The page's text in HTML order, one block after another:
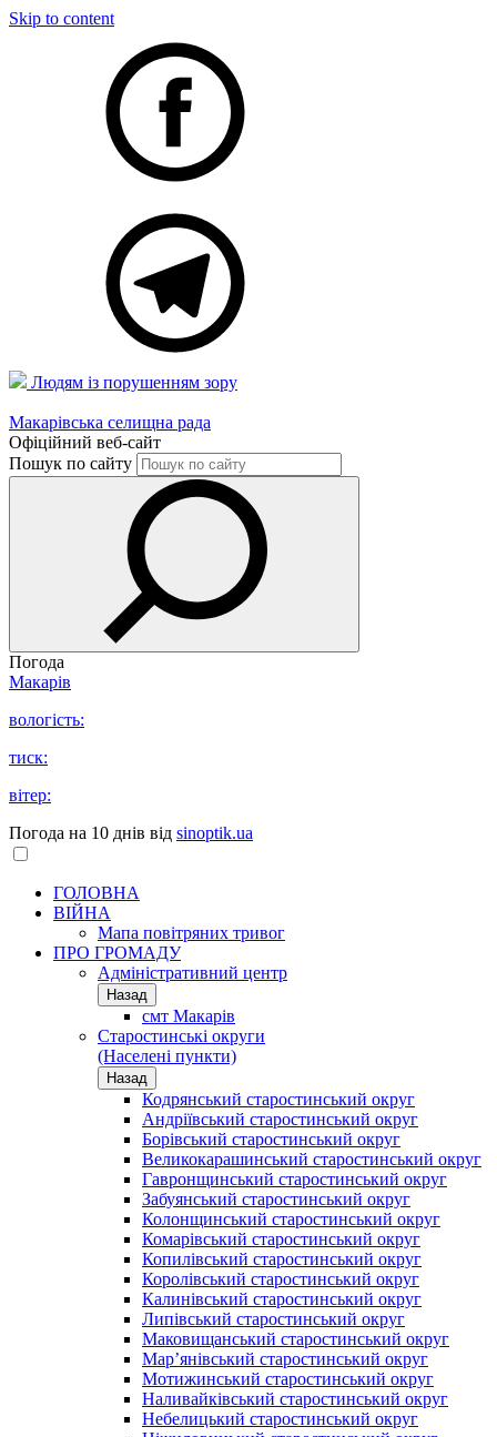
Skip to content
Людям із порушенням зору
Макарівська селищна рада
Офіційний веб-сайт
Пошук по сайту
Погода
Макарів
вологість:
тиск:
вітер:
Погода на 10 днів від sinoptik.ua
ГОЛОВНА
ВІЙНА
Мапа повітряних тривог
ПРО ГРОМАДУ
Aдміністративний центр
Назад
смт Макарів
Старостинські округи
(Населені пункти)
Назад
Кодрянський старостинський округ
Андріївський старостинський округ
Борівський старостинський округ
Великокарашинський старостинський округ
Гавронщинський старостинський округ
Забуянський старостинський округ
Колонщинський старостинський округ
Комарівський старостинський округ
Копилівський старостинський округ
Королівський старостинський округ
Калинівський старостинський округ
Липівський старостинський округ
Маковищанський старостинський округ
Мар’янівський старостинський округ
Мотижинський старостинський округ
Наливайківський старостинський округ
Небелицький старостинський округ